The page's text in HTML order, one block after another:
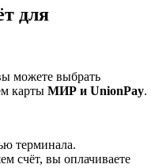
для
можете выбрать
карты МИР и UnionPay.
терминала.
счёт, вы оплачиваете